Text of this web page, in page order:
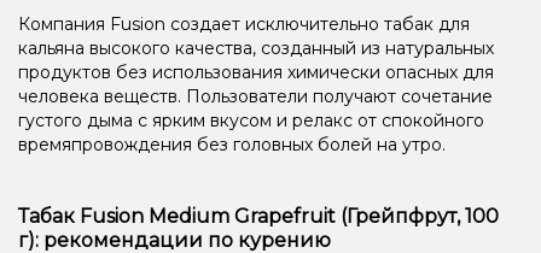
Компания Fusion создает исключительно табак для
кальяна высокого качества, созданный из натуральных
продуктов без использования химически опасных для
человека веществ. Пользователи получают сочетание
густого дыма с ярким вкусом и релакс от спокойного
времяпровождения без головных болей на утро.
Табак Fusion Medium Grapefruit (Грейпфрут, 100
г): рекомендации по курению